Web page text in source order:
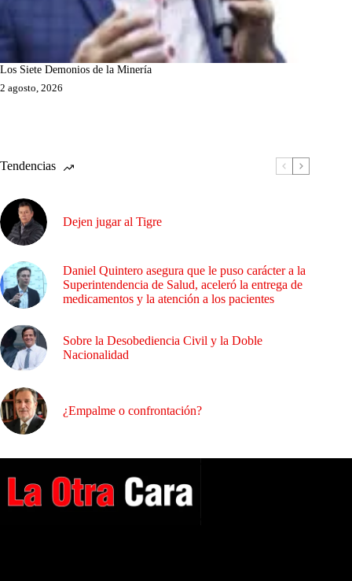
Los Siete Demonios de la Minería
2 agosto, 2026
Tendencias
Dejen jugar al Tigre
Daniel Quintero asegura que le puso carácter a la
Superintendencia de Salud, aceleró la entrega de
medicamentos y la atención a los pacientes
Sobre la Desobediencia Civil y la Doble
Nacionalidad
¿Empalme o confrontación?